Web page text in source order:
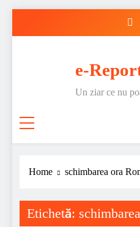
e-
Un ziar ce nu
Home schimbarea ora
Etichetă: